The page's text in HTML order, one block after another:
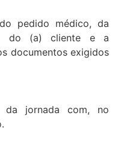
pedido médico, da
do (a) cliente e a
documentos exigidos
da jornada com, no